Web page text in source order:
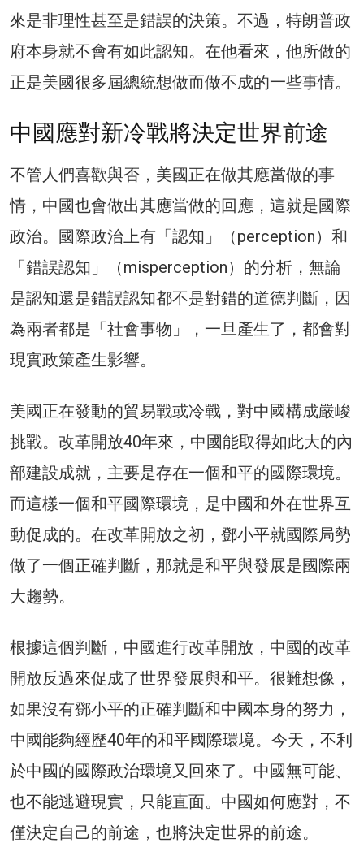
來是非理性甚至是錯誤的決策。不過，特朗普政
府本身就不會有如此認知。在他看來，他所做的
正是美國很多屆總統想做而做不成的一些事情。
中國應對新冷戰將決定世界前途
不管人們喜歡與否，美國正在做其應當做的事
情，中國也會做出其應當做的回應，這就是國際
政治。國際政治上有「認知」（perception）和
「錯誤認知」（misperception）的分析，無論
是認知還是錯誤認知都不是對錯的道德判斷，因
為兩者都是「社會事物」，一旦產生了，都會對
現實政策產生影響。
美國正在發動的貿易戰或冷戰，對中國構成嚴峻
挑戰。改革開放40年來，中國能取得如此大的內
部建設成就，主要是存在一個和平的國際環境。
而這樣一個和平國際環境，是中國和外在世界互
動促成的。在改革開放之初，鄧小平就國際局勢
做了一個正確判斷，那就是和平與發展是國際兩
大趨勢。
根據這個判斷，中國進行改革開放，中國的改革
開放反過來促成了世界發展與和平。很難想像，
如果沒有鄧小平的正確判斷和中國本身的努力，
中國能夠經歷40年的和平國際環境。今天，不利
於中國的國際政治環境又回來了。中國無可能、
也不能逃避現實，只能直面。中國如何應對，不
僅決定自己的前途，也將決定世界的前途。